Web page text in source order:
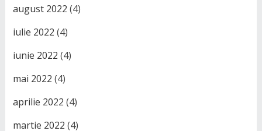
august 2022 (4)
iulie 2022 (4)
iunie 2022 (4)
mai 2022 (4)
aprilie 2022 (4)
martie 2022 (4)